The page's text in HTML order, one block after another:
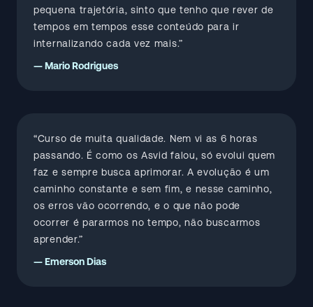
pequena trajetória, sinto que tenho que rever de
tempos em tempos esse conteúdo para ir
internalizando cada vez mais.”
—Mario Rodrigues
“Curso de muita qualidade. Nem vi as 6 horas
passando. É como os Asvid falou, só evolui quem
faz e sempre busca aprimorar. A evolução é um
caminho constante e sem fim, e nesse caminho,
os erros vão ocorrendo, e o que não pode
ocorrer é pararmos no tempo, não buscarmos
aprender.”
—Emerson Dias